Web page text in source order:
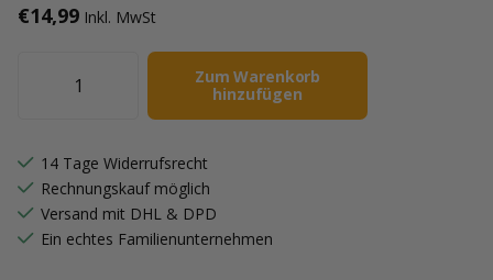
€14,99 Inkl. MwSt
Zum Warenkorb
hinzufügen
14 Tage Widerrufsrecht
Rechnungskauf möglich
Versand mit DHL & DPD
Ein echtes Familienunternehmen